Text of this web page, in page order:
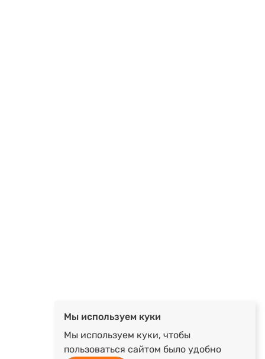
Мы используем куки
Мы используем куки, чтобы
пользоваться сайтом было удобно